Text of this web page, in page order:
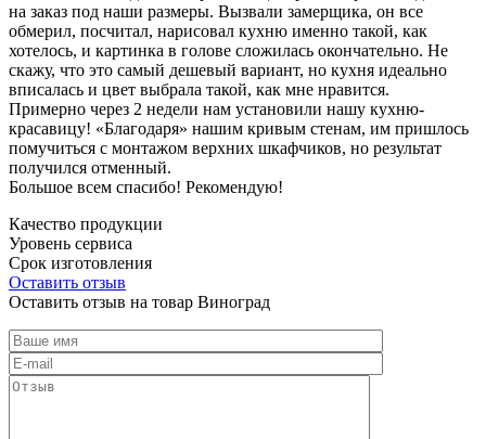
на заказ под наши размеры. Вызвали замерщика, он все
обмерил, посчитал, нарисовал кухню именно такой, как
хотелось, и картинка в голове сложилась окончательно. Не
скажу, что это самый дешевый вариант, но кухня идеально
вписалась и цвет выбрала такой, как мне нравится.
Примерно через 2 недели нам установили нашу кухню-
красавицу! «Благодаря» нашим кривым стенам, им пришлось
помучиться с монтажом верхних шкафчиков, но результат
получился отменный.
Большое всем спасибо! Рекомендую!
Качество продукции
Уровень сервиса
Срок изготовления
Оставить отзыв
Оставить отзыв на товар Виноград